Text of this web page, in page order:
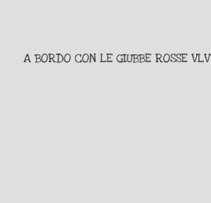
A BORDO CON LE GIUBBE ROSSE VLV